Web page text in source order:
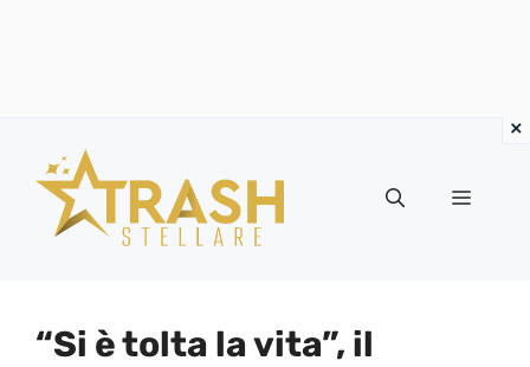
contenuto
Menu
“Si è tolta la vita”, il